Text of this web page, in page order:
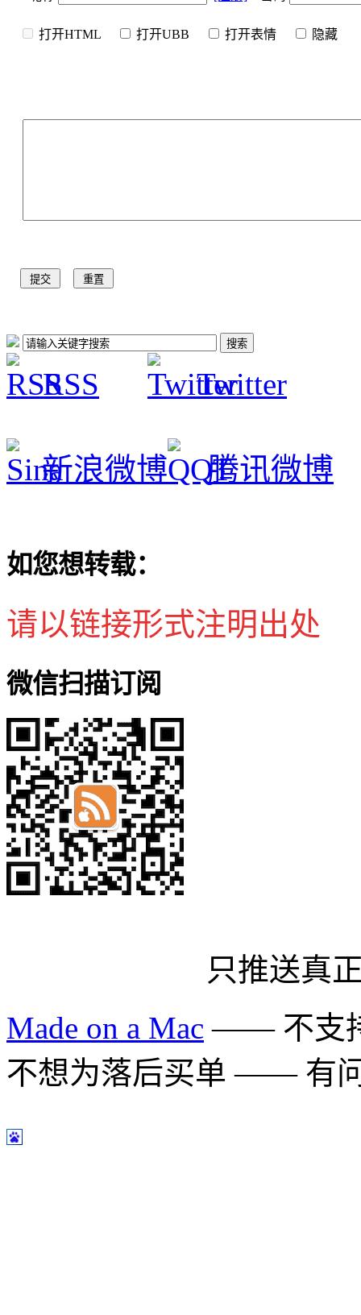
打开HTML 打开UBB 打开表情 隐
RSS Twitter
新浪微博 腾讯微博
如您想转载：
请以链接形式注明出处
微信扫描订阅
只推送真
Made on a Mac —— 不支
不想为落后买单 —— 有